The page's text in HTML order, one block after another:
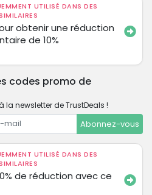
UTILISÉ DANS DES
obtenir une réduction
de 10%
codes promo de
newsletter de TrustDeals !
Abonnez-vous
UTILISÉ DANS DES
de réduction avec ce